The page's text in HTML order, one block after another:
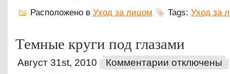
Расположено в Уход за лицом Tags: Уход за
Темные круги под глазами
Август 31st, 2010 Комментарии отключены